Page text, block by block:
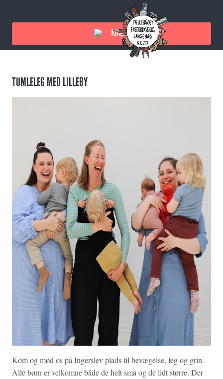
Menu
TUMLELEG MED LILLEBY
Kom og mød os på Ingerslev plads til bevægelse, leg og grin.
Alle børn er velkomne både de helt små og de lidt større. Der